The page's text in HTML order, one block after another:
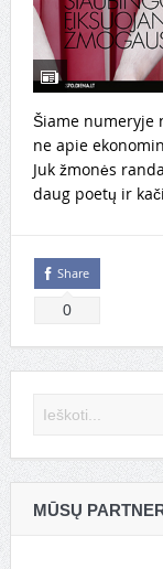
Šiame numeryje
ne apie
Juk žmonės
daug poetų ir
Share
0
MŪSŲ